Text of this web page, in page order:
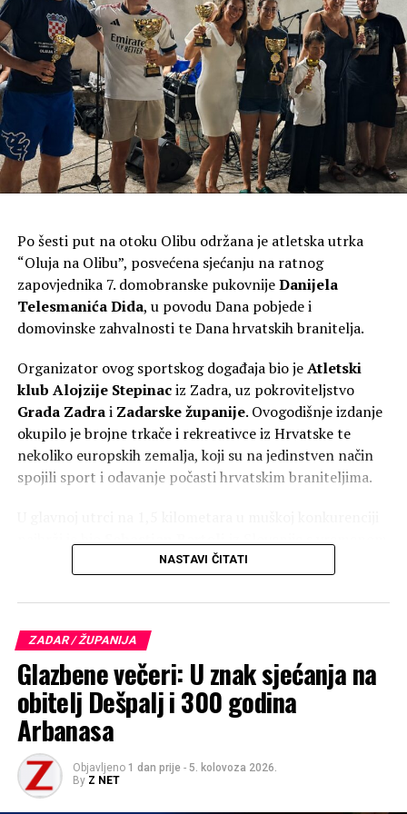
Ulica Dalmatinskog Sabora 2, Zadar
Otvoreno: 07:00-21:00
Velebitska ulica 14, Zadar
Otvoreno: 07:00-20:30
Ul. Mihovila Pavlinovića 49, Zadar
Otvoreno: 07:00-22:00
Otvoreno: 07:00-22:00
Obala kneza Branimira 14, Zadar
Otvoreno: 07:00-22:00
Vukovarska ulica 6a, Zadar 7:00-21:00
Ulica Andrije Hebranga 10a, Zadar 7:00-21:00
PEVEX
EMMEZETA
od 10 do 20
ZADAR SHOPPING CAPITOL
Zatvoreno
CITY PARK ZADAR
Po šesti put na otoku Olibu održana je atletska utrka
“Oluja na Olibu”, posvećena sjećanju na ratnog
zapovjednika 7. domobranske pukovnijeDanijela
Telesmanića Dida, u povodu Dana pobjede i
domovinske zahvalnosti te Dana hrvatskih branitelja.
Organizator ovog sportskog događaja bio jeAtletski
klub Alojzije Stepinaciz Zadra, uz pokroviteljstvo
Grada Zadrai Zadarske županije. Ovogodišnje izdanje
okupilo je brojne trkače i rekreativce iz Hrvatske te
nekoliko europskih zemalja, koji su na jedinstven način
spojili sport i odavanje počasti hrvatskim braniteljima.
5:35. Drugo mjesto osvojio je Jakov Sorić
Rijeka s vremenom 6:05.
NASTAVI ČITATI
ZADAR / ŽUPANIJA
Glazbene večeri: U znak sjećanja na
obitelj Dešpalj i 300 godina
Arbanasa
Objavljeno 1 dan prije - 5. kolovoza 2026.
By Z NET